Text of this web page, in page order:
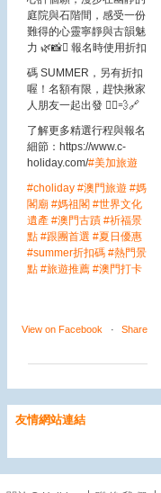
庭院與石階間，感受一份
難得的心靈寧靜與古韻魅
力 🌿📸🪎 報名時使用折扣
碼 SUMMER，另有折扣
喔！名額有限，趕快揪家
人朋友一起出發 🏃‍♂️💨🔗
了解更多精選行程與報名
細節：https://www.c-
holiday.com/#美加旅遊
#choliday #澳門旅遊 #媽
閣廟 #媽祖閣 #世界文化
遺產 #澳門古蹟 #祈福景
點 #跟團首選 #夏日優惠
#summer折扣碼 #熱門景
點 #旅遊推薦 #澳門打卡
View on Facebook · Share
友情網站連結